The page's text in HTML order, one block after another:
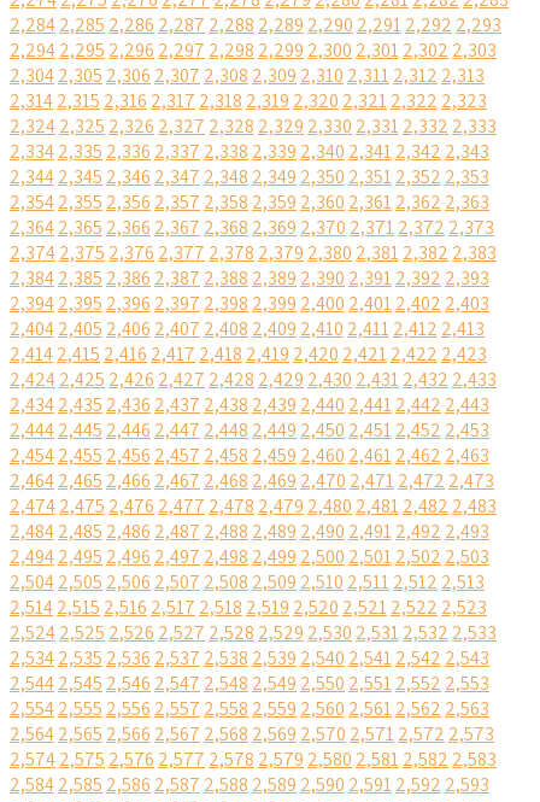
2,2842,285 2,286 2,287 2,288 2,289 2,290 2,2912,292 2,293
2,2942,295 2,296 2,297 2,298 2,299 2,300 2,3012,302 2,303
2,3042,305 2,306 2,307 2,308 2,309 2,310 2,3112,312 2,313
2,3142,315 2,316 2,317 2,318 2,319 2,320 2,3212,322 2,323
2,3242,325 2,326 2,327 2,328 2,329 2,330 2,3312,332 2,333
2,3342,335 2,336 2,337 2,338 2,339 2,340 2,3412,342 2,343
2,3442,345 2,346 2,347 2,348 2,349 2,350 2,3512,352 2,353
2,3542,355 2,356 2,357 2,358 2,359 2,360 2,3612,362 2,363
2,3642,365 2,366 2,367 2,368 2,369 2,370 2,3712,372 2,373
2,3742,375 2,376 2,377 2,378 2,379 2,380 2,3812,382 2,383
2,3842,385 2,386 2,387 2,388 2,389 2,390 2,3912,392 2,393
2,3942,395 2,396 2,397 2,398 2,399 2,400 2,4012,402 2,403
2,4042,405 2,406 2,407 2,408 2,409 2,410 2,4112,412 2,413
2,4142,415 2,416 2,417 2,418 2,419 2,420 2,4212,422 2,423
2,4242,425 2,426 2,427 2,428 2,429 2,430 2,4312,432 2,433
2,4342,435 2,436 2,437 2,438 2,439 2,440 2,4412,442 2,443
2,4442,445 2,446 2,447 2,448 2,449 2,450 2,4512,452 2,453
2,4542,455 2,456 2,457 2,458 2,459 2,460 2,4612,462 2,463
2,4642,465 2,466 2,467 2,468 2,469 2,470 2,4712,472 2,473
2,4742,475 2,476 2,477 2,478 2,479 2,480 2,4812,482 2,483
2,4842,485 2,486 2,487 2,488 2,489 2,490 2,4912,492 2,493
2,4942,495 2,496 2,497 2,498 2,499 2,500 2,5012,502 2,503
2,5042,505 2,506 2,507 2,508 2,509 2,510 2,5112,512 2,513
2,5142,515 2,516 2,517 2,518 2,519 2,520 2,5212,522 2,523
2,5242,525 2,526 2,527 2,528 2,529 2,530 2,5312,532 2,533
2,5342,535 2,536 2,537 2,538 2,539 2,540 2,5412,542 2,543
2,5442,545 2,546 2,547 2,548 2,549 2,550 2,5512,552 2,553
2,5542,555 2,556 2,557 2,558 2,559 2,560 2,5612,562 2,563
2,5642,565 2,566 2,567 2,568 2,569 2,570 2,5712,572 2,573
2,5742,575 2,576 2,577 2,578 2,579 2,580 2,5812,582 2,583
2,5842,585 2,586 2,587 2,588 2,589 2,590 2,5912,592 2,593